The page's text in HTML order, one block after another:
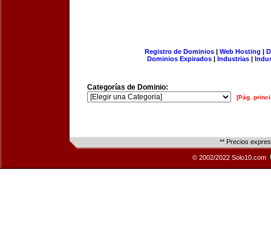
Registro de Dominios| Web Hosting |
Dominios Expirados | Industrias |
Categorías de Dominio:
[Pág.
** Precios
© 2002/2022 Solo10.com